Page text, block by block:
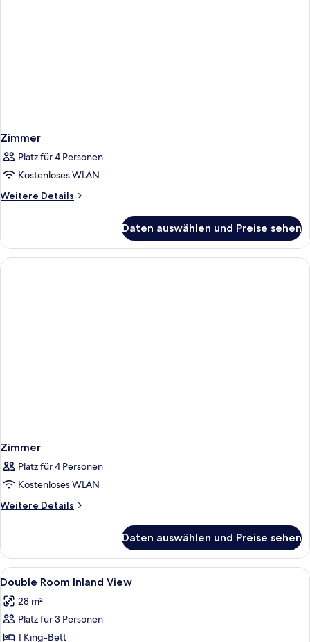
Zimmer
Platz für 4 Personen
Kostenloses WLAN
Weitere Details
Weitere
Daten auswählen und Preise sehen
Zimmer
Platz für 4 Personen
Kostenloses WLAN
Weitere Details
Weitere
Daten auswählen und Preise sehen
Alle
Fotos
für
Double
Room
Zimmersafe, Schreibtisch,
6
Double Room Inland View
28 m²
Platz für 3 Personen
1 King-Bett